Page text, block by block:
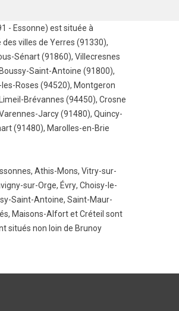
- Essonne) est située à
villes de Yerres (91330),
Sénart (91860), Villecresnes
Boussy-Saint-Antoine (91800),
Roses (94520), Montgeron
Limeil-Brévannes (94450), Crosne
Jarcy (91480), Quincy-
(91480), Marolles-en-Brie
, Athis-Mons, Vitry-sur-
sur-Orge, Évry, Choisy-le-
Saint-Antoine, Saint-Maur-
, Maisons-AlfortetCréteil sont
situés non loin de Brunoy